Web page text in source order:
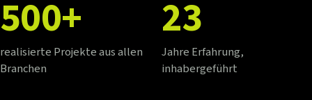
500+
realisierte Projekte aus allen
Branchen
23
Jahre Erfahrung,
inhabergeführt